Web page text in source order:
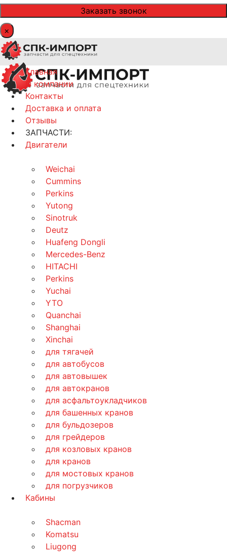
×
Главная
О компании
Контакты
Доставка и оплата
Отзывы
ЗАПЧАСТИ:
Двигатели
Weichai
Cummins
Perkins
Yutong
Sinotruk
Deutz
Huafeng Dongli
Mercedes-Benz
HITACHI
Perkins
Yuchai
YTO
Quanchai
Shanghai
Xinchai
для тягачей
для автобусов
для автовышек
для автокранов
для асфальтоукладчиков
для башенных кранов
для бульдозеров
для грейдеров
для козловых кранов
для кранов
для мостовых кранов
для погрузчиков
Кабины
Shacman
Komatsu
Liugong